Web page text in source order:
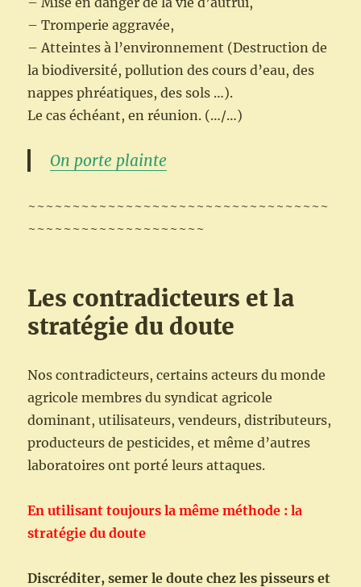
– Tromperie aggravée,
– Atteintes à l’environnement (Destruction de
la biodiversité, pollution des cours d’eau, des
nappes phréatiques, des sols …).
Le cas échéant, en réunion. (…/…)
On porte plainte
~~~~~~~~~~~~~~~~~~~~~~~~~~~~~~~~~~
~~~~~~~~~~~~~~~~~~~~
Les contradicteurs et la
stratégie du doute
Nos contradicteurs, certains acteurs du monde
agricole membres du syndicat agricole
dominant, utilisateurs, vendeurs, distributeurs,
producteurs de pesticides, et même d’autres
laboratoires ont porté leurs attaques.
En utilisant toujours la même méthode : la
stratégie du doute
Discréditer, semer le doute chez les pisseurs et